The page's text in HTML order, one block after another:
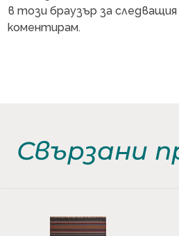
в този браузър за
коментирам.
Свързани